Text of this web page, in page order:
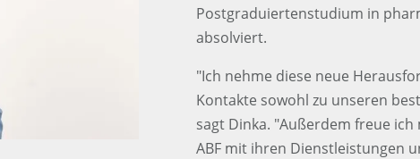
Postgraduiertenstudium in
absolviert.
"Ich nehme diese neue
Kontakte sowohl zu unseren
sagt Dinka. "Außerdem freue
ABF mit ihren Dienstleistungen